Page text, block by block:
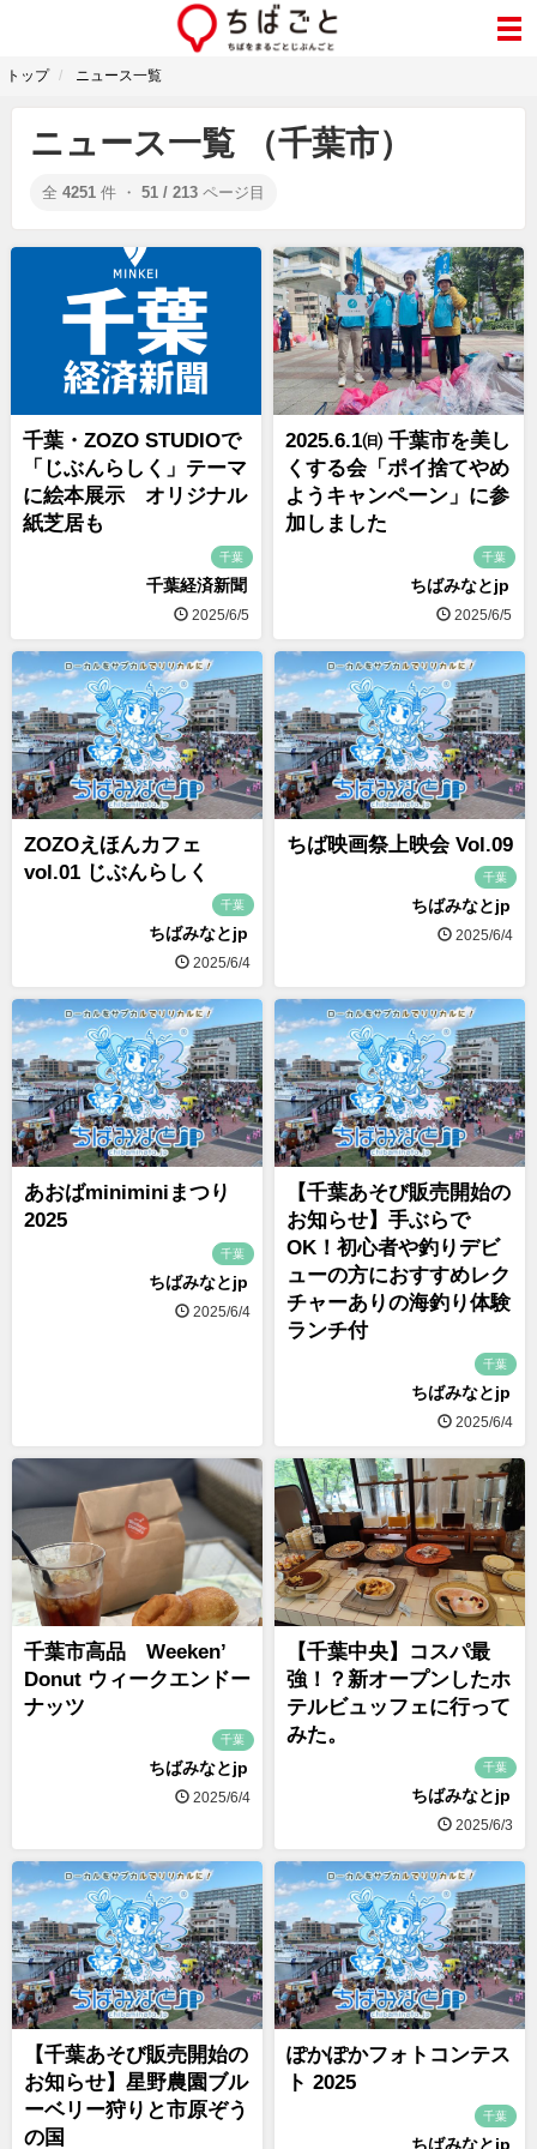
トップ ニュース一覧
ニュース一覧 （千葉市）
全 4251 件 ・ 51 / 213 ページ目
千葉・ZOZO STUDIOで
「じぶんらしく」テーマ
に絵本展示 オリジナル
紙芝居も
千葉
千葉経済新聞
2025/6/5
2025.6.1㈰ 千葉市を美し
くする会「ポイ捨てやめ
ようキャンペーン」に参
加しました
千葉
ちばみなとjp
2025/6/5
ZOZOえほんカフェ
vol.01 じぶんらしく
千葉
ちばみなとjp
2025/6/4
ちば映画祭上映会 Vol.09
千葉
ちばみなとjp
2025/6/4
あおばminiminiまつり
2025
千葉
ちばみなとjp
2025/6/4
【千葉あそび販売開始の
お知らせ】手ぶらで
OK！初心者や釣りデビ
ューの方におすすめレク
チャーありの海釣り体験
ランチ付
千葉
ちばみなとjp
2025/6/4
千葉市高品 Weeken’
Donut ウィークエンドー
ナッツ
千葉
ちばみなとjp
2025/6/4
【千葉中央】コスパ最
強！？新オープンしたホ
テルビュッフェに行って
みた。
千葉
ちばみなとjp
2025/6/3
【千葉あそび販売開始の
お知らせ】星野農園ブル
ーベリー狩りと市原ぞう
の国
ぽかぽかフォトコンテス
ト 2025
千葉
ちばみなとjp